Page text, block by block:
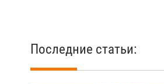
Последние статьи: